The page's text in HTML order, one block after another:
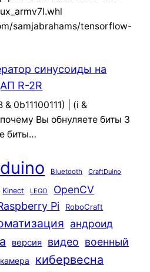
samjabrahams/tensorflow-
синусоиды на
R-2R
& 0b11100111) | (i &
Вы обнуляете биты 3
биты…
Bluetooth CraftDuino
Kinect LEGO OpenCV
Pi RoboCraft
андроид
версия видео военный
камера кибервесна